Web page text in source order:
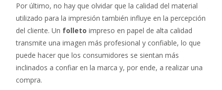
Por último, no hay que olvidar que la calidad del material
utilizado para la impresión también influye en la percepción
del cliente. Un folleto impreso en papel de alta calidad
transmite una imagen más profesional y confiable, lo que
puede hacer que los consumidores se sientan más
inclinados a confiar en la marca y, por ende, a realizar una
compra.